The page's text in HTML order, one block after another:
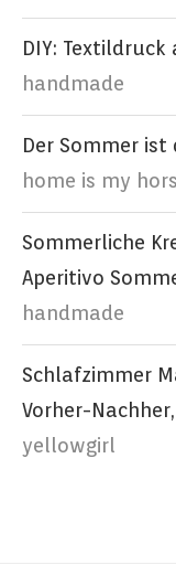
DIY:
handmade
Der Sommer
home is my
Sommerliche
Aperitivo
handmade
Schlafzimmer
Vorher-
yellowgirl